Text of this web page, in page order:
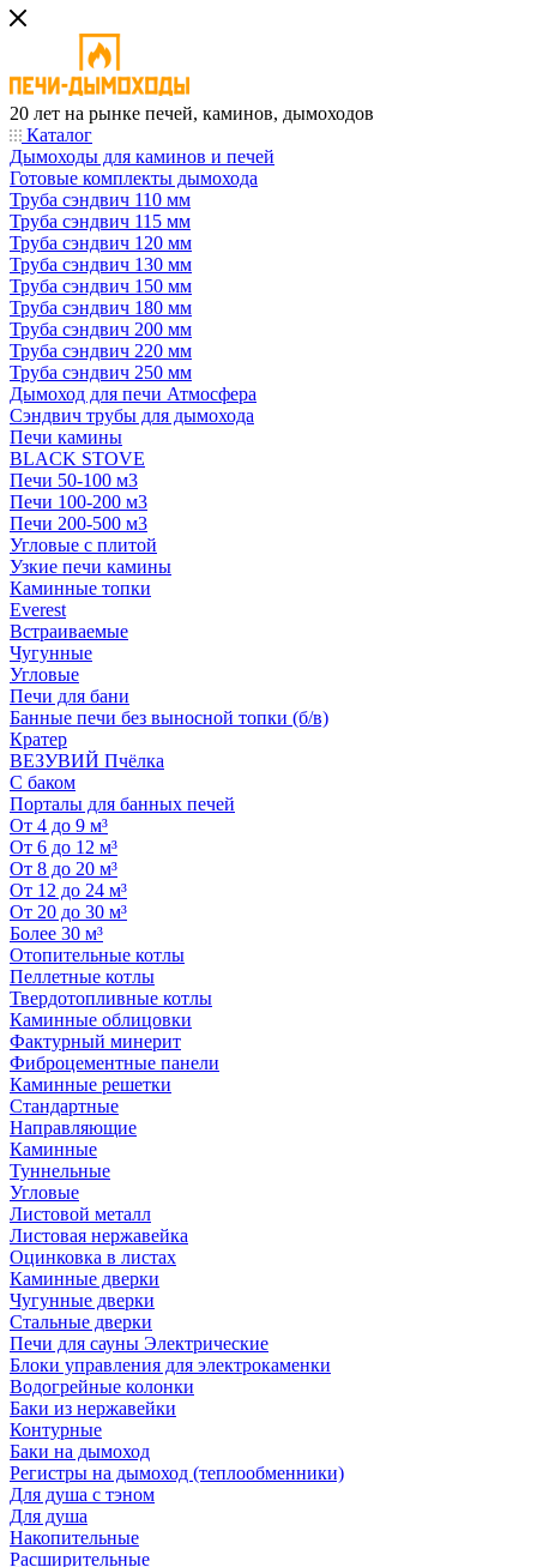
20 лет на рынке печей, каминов, дымоходов
Каталог
Дымоходы для каминов и печей
Готовые комплекты дымохода
Труба сэндвич 110 мм
Труба сэндвич 115 мм
Труба сэндвич 120 мм
Труба сэндвич 130 мм
Труба сэндвич 150 мм
Труба сэндвич 180 мм
Труба сэндвич 200 мм
Труба сэндвич 220 мм
Труба сэндвич 250 мм
Дымоход для печи Атмосфера
Сэндвич трубы для дымохода
Печи камины
BLACK STOVE
Печи 50-100 м3
Печи 100-200 м3
Печи 200-500 м3
Угловые с плитой
Узкие печи камины
Каминные топки
Everest
Встраиваемые
Чугунные
Угловые
Печи для бани
Банные печи без выносной топки (б/в)
Кратер
ВЕЗУВИЙ Пчёлка
С баком
Порталы для банных печей
От 4 до 9 м³
От 6 до 12 м³
От 8 до 20 м³
От 12 до 24 м³
От 20 до 30 м³
Более 30 м³
Отопительные котлы
Пеллетные котлы
Твердотопливные котлы
Каминные облицовки
Фактурный минерит
Фиброцементные панели
Каминные решетки
Стандартные
Направляющие
Каминные
Туннельные
Угловые
Листовой металл
Листовая нержавейка
Оцинковка в листах
Каминные дверки
Чугунные дверки
Стальные дверки
Печи для сауны Электрические
Блоки управления для электрокаменки
Водогрейные колонки
Баки из нержавейки
Контурные
Баки на дымоход
Регистры на дымоход (теплообменники)
Для душа с тэном
Для душа
Накопительные
Расширительные